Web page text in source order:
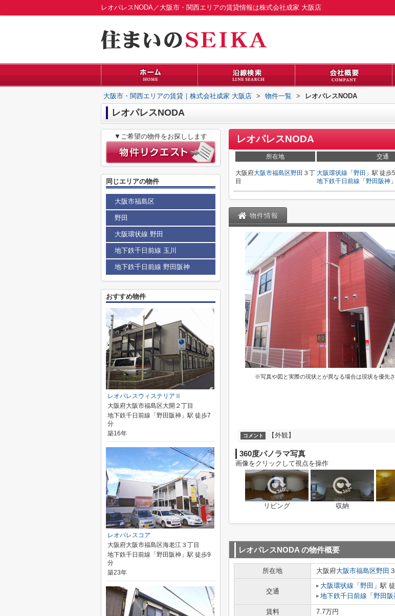
レオパレスNODA／大阪市・関西エリアの賃貸情報は株式会社成家 大阪店
大阪市・関西エリアの賃貸｜株式会社成家 大阪店 > 物件一覧 > レオパレスNODA
レオパレスNODA
レオパレスNODA
所在地 交通
大阪府大阪市福島区野田 ３丁
目
大阪環状線 「 野田 」駅 徒歩
地下鉄千日前線 「 野田阪神
物件情報
※写真や図と実際の現状とが異なる場合は現状を優先
コメント 【外観】
360度パノラマ写真
画像をクリックして視点を操作
リビング 収納
レオパレスNODA の物件概要
所在地 大阪府大阪市福島区野田
交通
大阪環状線 「 野田 」駅
地下鉄千日前線 「 野田阪
賃料 7.7万円
▼ご希望の物件をお探しします
同じエリアの物件
大阪市福島区
野田
大阪環状線 野田
地下鉄千日前線 玉川
地下鉄千日前線 野田阪神
おすすめ物件
レオパレスウィステリアⅡ
大阪府大阪市福島区大開２丁目
地下鉄千日前線「野田阪神」駅 徒歩7
分
築16年
レオパレスコア
大阪府大阪市福島区海老江３丁目
地下鉄千日前線「野田阪神」駅 徒歩9
分
築23年